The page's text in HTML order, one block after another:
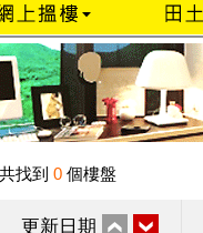
共找到 0 個樓盤
更新日期